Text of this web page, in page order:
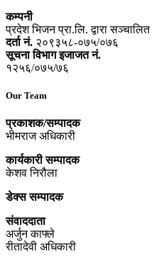
कम्पनी
प्रदेश भिजन प्रा.लि. द्वारा सञ्‍चालित
दर्ता नं. २०९३५८-०७५/०७६
सूचना विभाग इजाजत नं.
१२५६/०७५/७६
Our Team
प्रकाशक/सम्पादक
भीमराज अधिकारी
कार्यकारी सम्पादक
केशव निरौला
डेक्स सम्पादक
संवाददाता
अर्जुन काफ्ले
रीतादेवी अधिकारी